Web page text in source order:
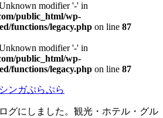
modifier '-' in
public_html/wp-
functions/legacy.php on line 87
modifier '-' in
public_html/wp-
functions/legacy.php on line 87
ンガぷらぷら
グにしました。観光・ホテル・グル